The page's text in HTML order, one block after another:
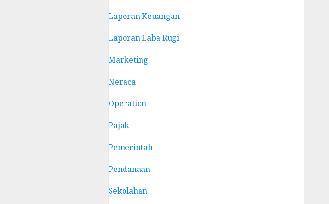
Laporan Keuangan
Laporan Laba Rugi
Marketing
Neraca
Operation
Pajak
Pemerintah
Pendanaan
Sekolahan